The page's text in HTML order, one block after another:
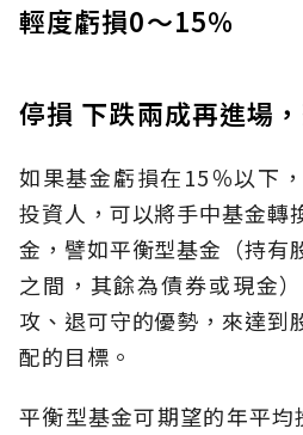
輕度虧損0～15％
停損 下跌兩成再進場
如果基金虧損在15％以下
投資人，可以將手中基金轉
金，譬如平衡型基金（持有
之間，其餘為債券或現金
攻、退可守的優勢，來達到
配的目標。
平衡型基金可期望的年平均